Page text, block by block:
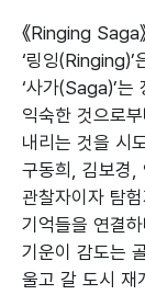
《Ringing Saga
‘링잉
‘사가(Saga)’
익숙한 것으로
내리는 것을 시
구동희, 김보경,
관찰자이자 탐
기억들을 연결
기운이 감도는
울고 갈 도시 재